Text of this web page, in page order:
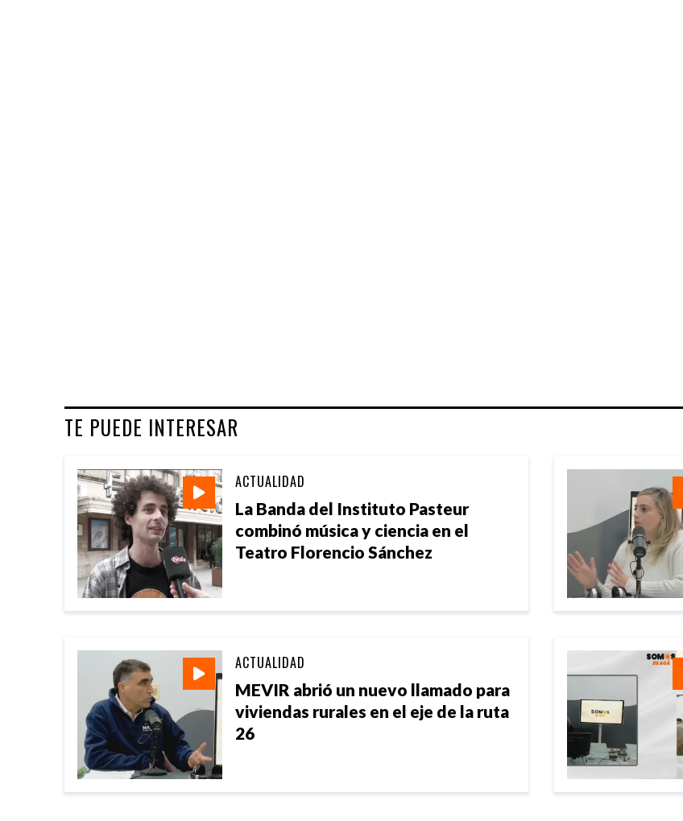
TE PUEDE INTERESAR
La Banda del Instituto Pasteur
combinó música y ciencia en el
Teatro Florencio Sánchez
ACTUALIDAD
MEVIR abrió un nuevo llamado para
viviendas rurales en el eje de la ruta
26
ACTUALIDAD